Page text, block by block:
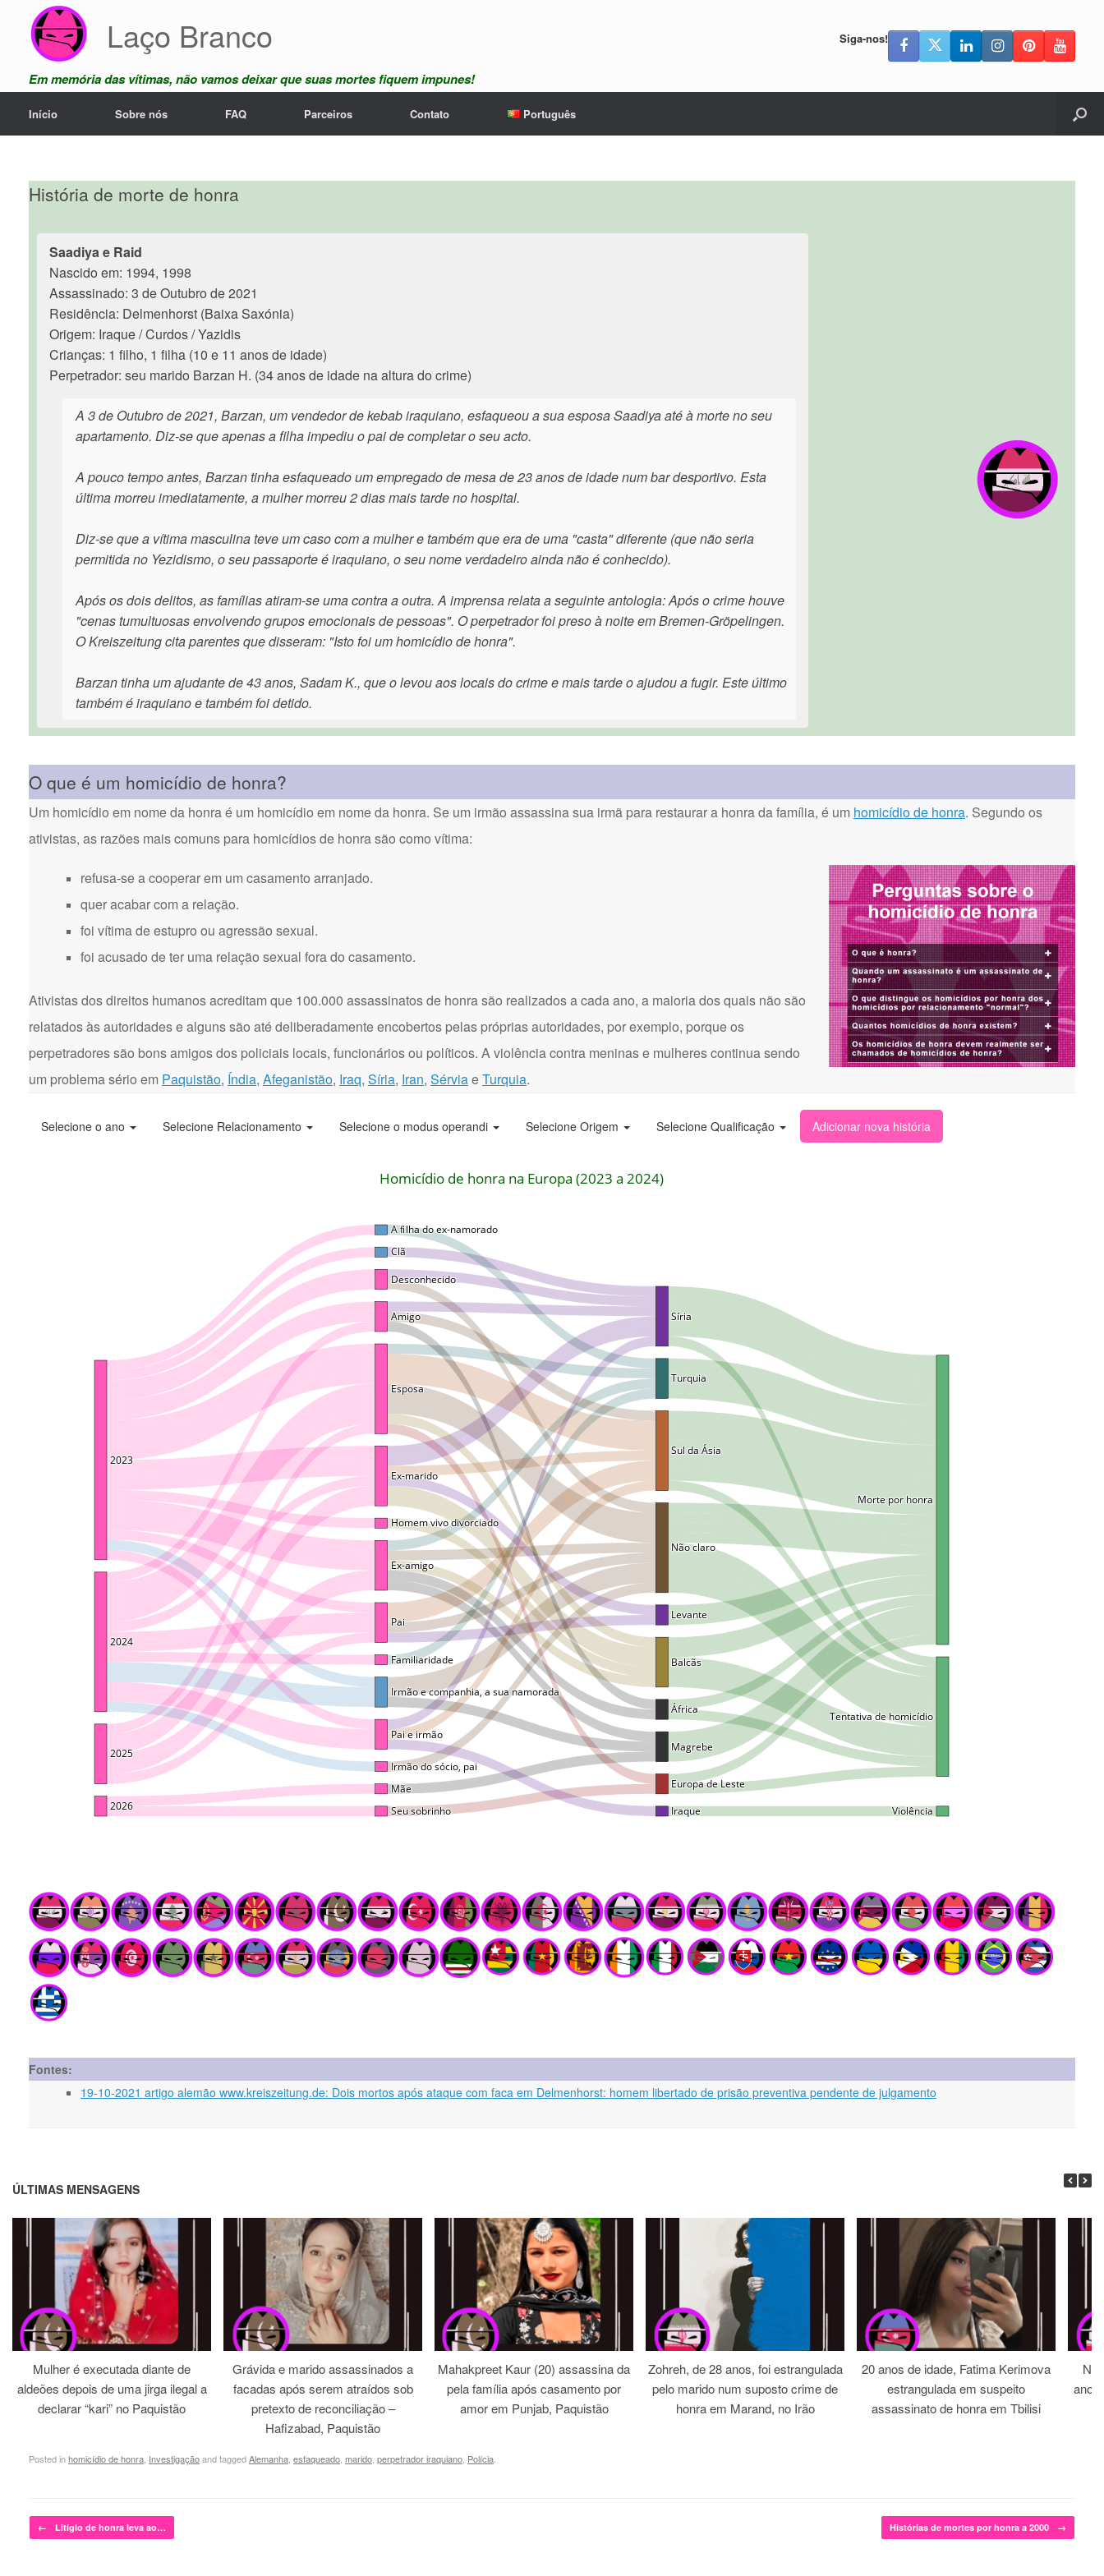
content
Laço Branco
Em memória das vítimas, não vamos deixar que suas mortes fiquem impunes!
Siga-nos!
Início Sobre nós FAQ Parceiros Contato Português
História de morte de honra
Saadiya e Raid
Nascido em: 1994, 1998
Assassinado: 3 de Outubro de 2021
Residência: Delmenhorst (Baixa Saxónia)
Origem: Iraque / Curdos / Yazidis
Crianças: 1 filho, 1 filha (10 e 11 anos de idade)
Perpetrador: seu marido Barzan H. (34 anos de idade na altura do crime)
A 3 de Outubro de 2021, Barzan, um vendedor de kebab iraquiano, esfaqueou a sua esposa Saadiya até à morte no seu
apartamento. Diz-se que apenas a filha impediu o pai de completar o seu acto.
A pouco tempo antes, Barzan tinha esfaqueado um empregado de mesa de 23 anos de idade num bar desportivo. Esta
última morreu imediatamente, a mulher morreu 2 dias mais tarde no hospital.
Diz-se que a vítima masculina teve um caso com a mulher e também que era de uma "casta" diferente (que não seria
permitida no Yezidismo, o seu passaporte é iraquiano, o seu nome verdadeiro ainda não é conhecido).
Após os dois delitos, as famílias atiram-se uma contra a outra. A imprensa relata a seguinte antologia: Após o crime houve
"cenas tumultuosas envolvendo grupos emocionais de pessoas". O perpetrador foi preso à noite em Bremen-Gröpelingen.
O Kreiszeitung cita parentes que disseram: "Isto foi um homicídio de honra".
Barzan tinha um ajudante de 43 anos, Sadam K., que o levou aos locais do crime e mais tarde o ajudou a fugir. Este último
também é iraquiano e também foi detido.
O que é um homicídio de honra?
Um homicídio em nome da honra é um homicídio em nome da honra. Se um irmão assassina sua irmã para restaurar a honra da família, é um homicídio de honra. Segundo os
ativistas, as razões mais comuns para homicídios de honra são como vítima:
refusa-se a cooperar em um casamento arranjado.
quer acabar com a relação.
foi vítima de estupro ou agressão sexual.
foi acusado de ter uma relação sexual fora do casamento.
Ativistas dos direitos humanos acreditam que 100.000 assassinatos de honra são realizados a cada ano, a maioria dos quais não são
relatados às autoridades e alguns são até deliberadamente encobertos pelas próprias autoridades, por exemplo, porque os
perpetradores são bons amigos dos policiais locais, funcionários ou políticos. A violência contra meninas e mulheres continua sendo
um problema sério em Paquistão, Índia, Afeganistão, Iraq, Síria, Iran, SérviaeTurquia.
Fontes:
19-10-2021 artigo alemão www.kreiszeitung.de: Dois mortos após ataque com faca em Delmenhorst: homem libertado de prisão preventiva pendente de julgamento
ÚLTIMAS MENSAGENS
Mulher é executada diante de
aldeões depois de uma jirga ilegal a
declarar “kari” no Paquistão
Grávida e marido assassinados a
facadas após serem atraídos sob
pretexto de reconciliação –
Hafizabad, Paquistão
Mahakpreet Kaur (20) assassina da
pela família após casamento por
amor em Punjab, Paquistão
Zohreh, de 28 anos, foi estrangulada
pelo marido num suposto crime de
honra em Marand, no Irão
20 anos de idade, Fatima Kerimova
estrangulada em suspeito
assassinato de honra em Tbilisi
anos
Posted inhomicídio de honra Investigaçãoand taggedAlemanha esfaqueado marido perpetrador iraquiano Polícia
Post navigation
← Litígio de honra leva ao… Histórias de mortes por honra a 2000 →